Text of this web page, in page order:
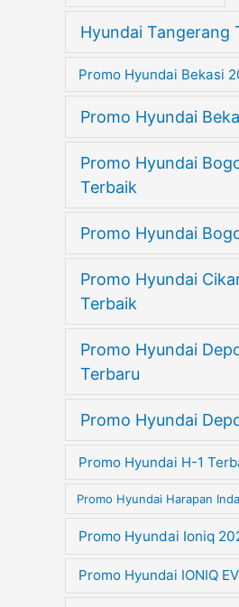
Hyundai Tangerang
Promo Hyundai Bekasi
Promo Hyundai
Promo Hyundai
Terbaik
Promo Hyundai
Promo Hyundai
Terbaik
Promo Hyundai
Terbaru
Promo Hyundai
Promo Hyundai H-1
Promo Hyundai Harapan
Promo Hyundai Ioniq
Promo Hyundai IONIQ